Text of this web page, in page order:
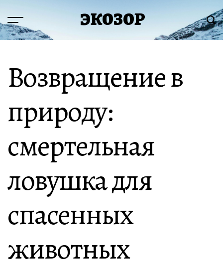
содержимому
Меню ЭКОЗОР
Возвращение в
природу:
смертельная
ловушка для
спасенных
животных